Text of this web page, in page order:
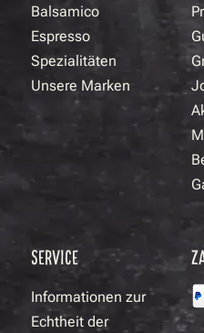
Balsamico
Espresso
Spezialitäten
Unsere Marken
SERVICE
Informationen zur
Echtheit der